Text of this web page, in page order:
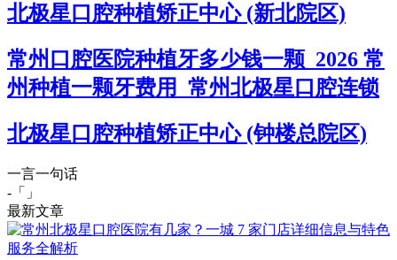
北极星口腔种植矫正中心 (新北院区)
常州口腔医院种植牙多少钱一颗_2026 常
州种植一颗牙费用_常州北极星口腔连锁
北极星口腔种植矫正中心 (钟楼总院区)
一言一句话
-「
」
最新文章